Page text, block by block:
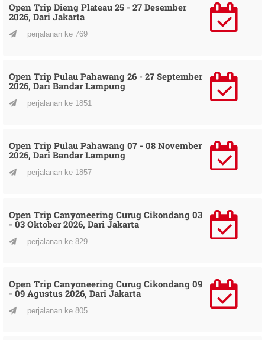
Open Trip Dieng Plateau 25 - 27 Desember
2026, Dari Jakarta
perjalanan ke 769
Open Trip Pulau Pahawang 26 - 27 September
2026, Dari Bandar Lampung
perjalanan ke 1851
Open Trip Pulau Pahawang 07 - 08 November
2026, Dari Bandar Lampung
perjalanan ke 1857
Open Trip Canyoneering Curug Cikondang 03
- 03 Oktober 2026, Dari Jakarta
perjalanan ke 829
Open Trip Canyoneering Curug Cikondang 09
- 09 Agustus 2026, Dari Jakarta
perjalanan ke 805